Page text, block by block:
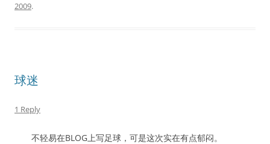
2009.
球迷
1 Reply
不轻易在BLOG上写足球，可是这次实在有点郁闷。